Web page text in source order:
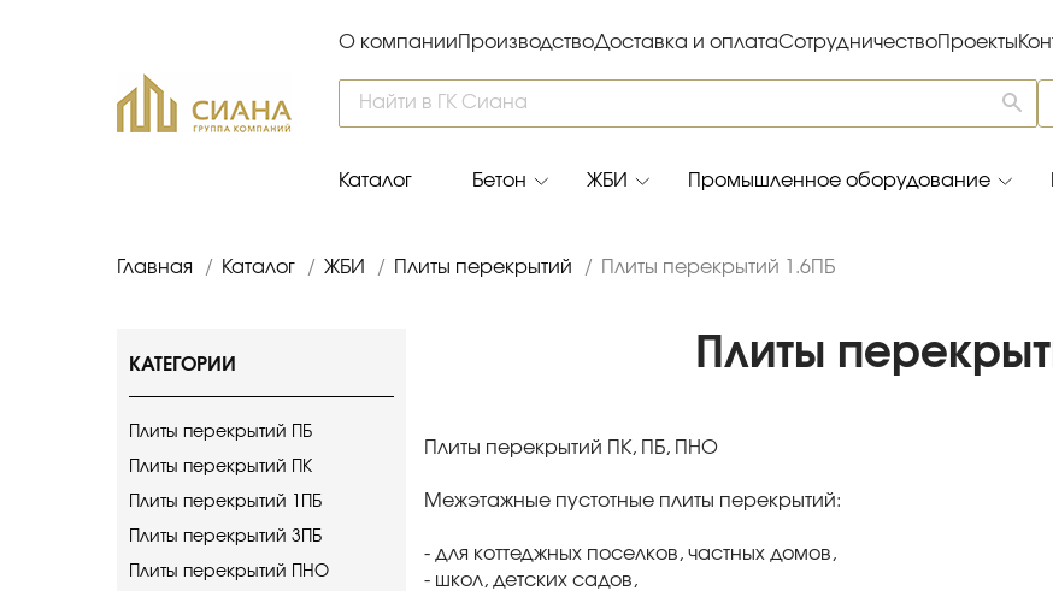
О компании ПроизводствоДоставка и оплатаСотрудничество Проекты
Каталог Бетон ЖБИ Промышленное оборудование
Главная / Каталог / ЖБИ / Плиты перекрытий / Плиты перекрытий 1.6ПБ
КАТЕГОРИИ
Плиты перекрытий ПБ
Плиты перекрытий ПК
Плиты перекрытий 1ПБ
Плиты перекрытий 3ПБ
Плиты перекрытий ПНО
Плиты
Плиты перекрытий ПК, ПБ, ПНО
Межэтажные пустотные плиты перекрытий:
- для коттеджных поселков, частных домов,
- школ, детских садов,